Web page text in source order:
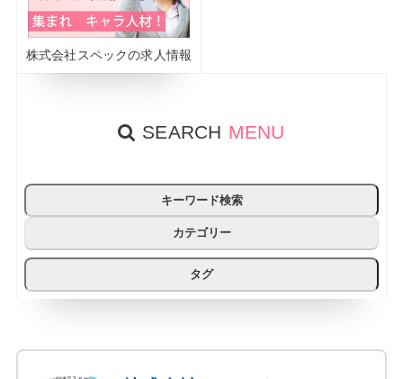
株式会社スペックの求人情報
SEARCH MENU
キーワード検索
カテゴリー
タグ